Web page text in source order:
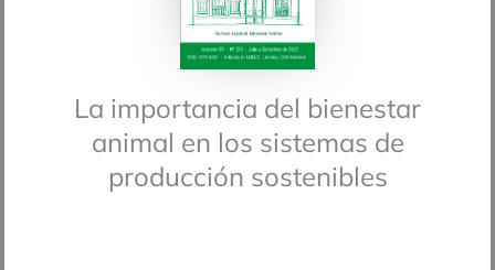
La importancia del bienestar
animal en los sistemas de
producción sostenibles